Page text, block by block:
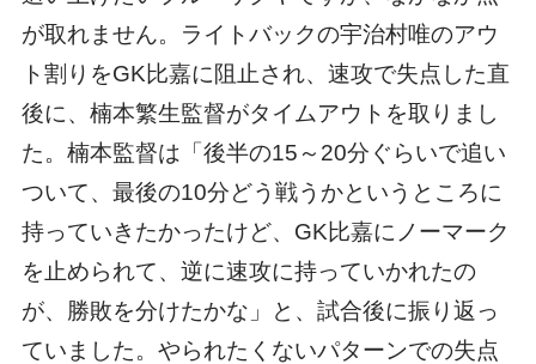
が取れません。ライトバックの宇治村唯のアウ
ト割りをGK比嘉に阻止され、速攻で失点した直
後に、楠本繁生監督がタイムアウトを取りまし
た。楠本監督は「後半の15～20分ぐらいで追い
ついて、最後の10分どう戦うかというところに
持っていきたかったけど、GK比嘉にノーマーク
を止められて、逆に速攻に持っていかれたの
が、勝敗を分けたかな」と、試合後に振り返っ
ていました。やられたくないパターンでの失点